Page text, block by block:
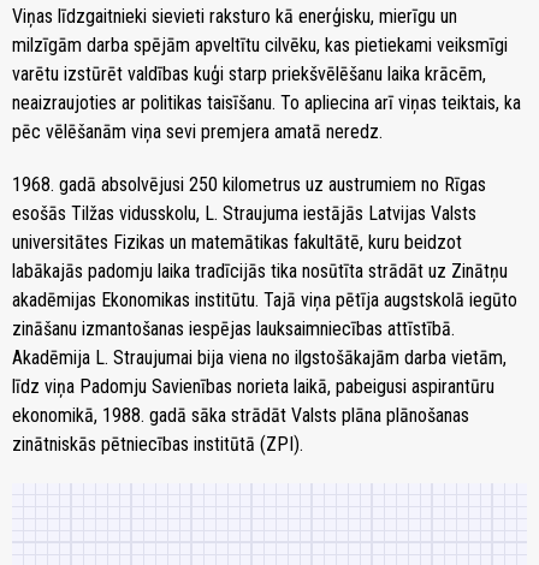
Viņas līdzgaitnieki sievieti raksturo kā enerģisku, mierīgu un
milzīgām darba spējām apveltītu cilvēku, kas pietiekami veiksmīgi
varētu izstūrēt valdības kuģi starp priekšvēlēšanu laika krācēm,
neaizraujoties ar politikas taisīšanu. To apliecina arī viņas teiktais, ka
pēc vēlēšanām viņa sevi premjera amatā neredz.
1968. gadā absolvējusi 250 kilometrus uz austrumiem no Rīgas
esošās Tilžas vidusskolu, L. Straujuma iestājās Latvijas Valsts
universitātes Fizikas un matemātikas fakultātē, kuru beidzot
labākajās padomju laika tradīcijās tika nosūtīta strādāt uz Zinātņu
akadēmijas Ekonomikas institūtu. Tajā viņa pētīja augstskolā iegūto
zināšanu izmantošanas iespējas lauksaimniecības attīstībā.
Akadēmija L. Straujumai bija viena no ilgstošākajām darba vietām,
līdz viņa Padomju Savienības norieta laikā, pabeigusi aspirantūru
ekonomikā, 1988. gadā sāka strādāt Valsts plāna plānošanas
zinātniskās pētniecības institūtā (ZPI).